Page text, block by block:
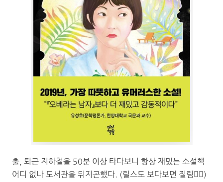
출, 퇴근 지하철을 50분 이상 타다보니 항상 재밌는 소설책
어디 없나 도서관을 뒤지곤했다. (릴스도 보다보면 질림🤦‍♀️)